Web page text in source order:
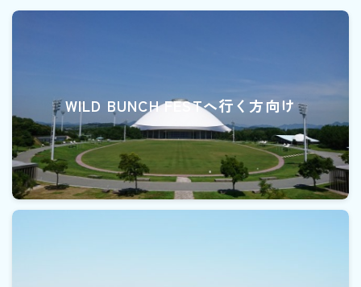
WILD BUNCH FESTへ行く方向け